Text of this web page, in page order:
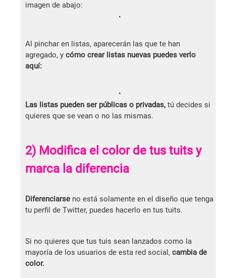
imagen de abajo:
Al pinchar en listas, aparecerán las que te han
agregado, y cómo crear listas nuevas puedes verlo
aquí:
Las listas pueden ser públicas o privadas, tú decides si
quieres que se vean o no las mismas.
2) Modifica el color de tus tuits y
marca la diferencia
Diferenciarse no está solamente en el diseño que tenga
tu perfil de Twitter, puedes hacerlo en tus tuits.
Si no quieres que tus tuis sean lanzados como la
mayoría de los usuarios de esta red social, cambia de
color.